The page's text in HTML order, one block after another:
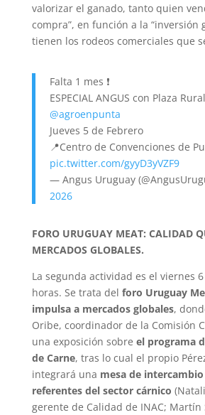
valorizar el ganado, tanto quien
compra”, en función a la “inversión
tienen los rodeos comerciales que
Falta 1 mes ❗
ESPECIAL ANGUS con Plaza
@agroenpunta
Jueves 5 de Febrero
📍Centro de Convenciones de
pic.twitter.com/gyyD3yVZF9
— Angus Uruguay
2026
FORO URUGUAY MEAT: CALIDAD
MERCADOS GLOBALES.
La segunda actividad es el viernes
horas. Se trata del foro Uruguay
impulsa a mercados globales,
Oribe, coordinador de la Comisión
una exposición sobre el programa
de Carne, tras lo cual el propio
integrará una mesa de
referentes del sector cárnico
gerente de Calidad de INAC; Martín